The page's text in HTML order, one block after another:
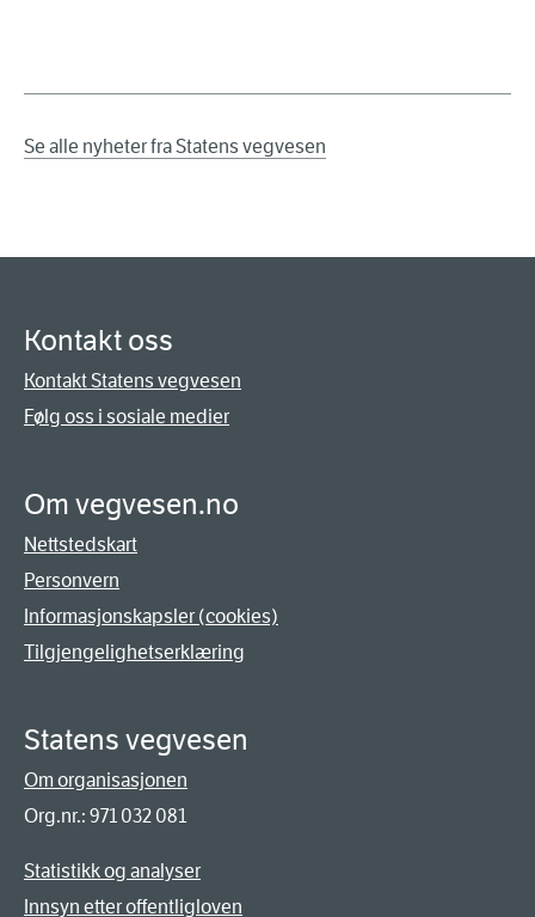
Se alle nyheter fra Statens vegvesen
Kontakt oss
Kontakt Statens vegvesen
Følg oss i sosiale medier
Om vegvesen.no
Nettstedskart
Personvern
Informasjonskapsler (cookies)
Tilgjengelighetserklæring
Statens vegvesen
Om organisasjonen
Org.nr.: 971 032 081
Statistikk og analyser
Innsyn etter offentligloven